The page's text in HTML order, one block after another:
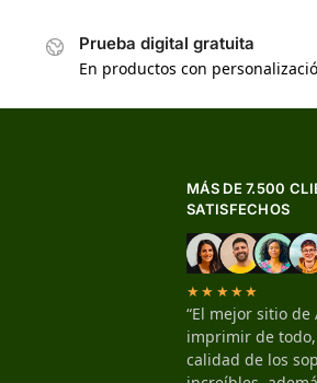
Prueba digital gratuita
En productos con
MÁS DE 7.500
SATISFECHOS
★★★★★
“El mejor sitio de
imprimir de
calidad de los